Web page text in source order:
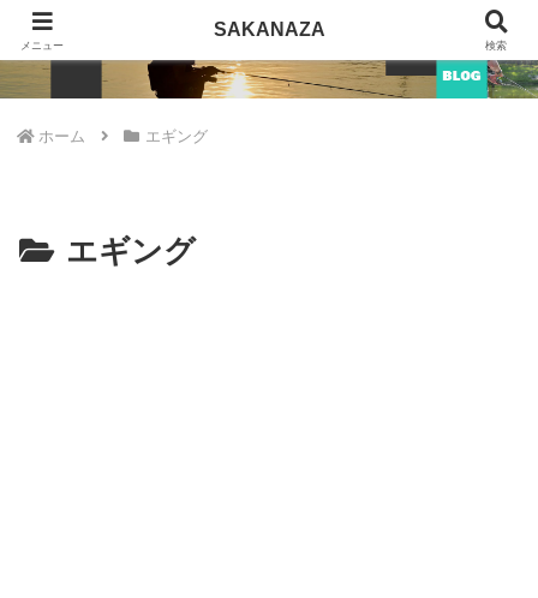
SAKANAZA
ホーム エギング
エギング
メニュー
SAKANAZA
検索